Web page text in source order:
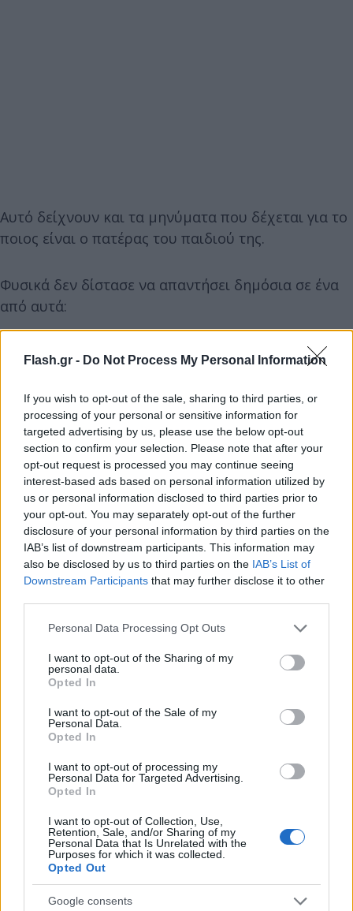
Flash.gr - Do Not Process My Personal Information
If you wish to opt-out of the sale, sharing to third parties, or
processing of your personal or sensitive information for
targeted advertising by us, please use the below opt-out
section to confirm your selection. Please note that after your
opt-out request is processed you may continue seeing
interest-based ads based on personal information utilized by
us or personal information disclosed to third parties prior to
your opt-out. You may separately opt-out of the further
disclosure of your personal information by third parties on the
IAB’s list of downstream participants. This information may
also be disclosed by us to third parties on the IAB’s List of
Downstream Participants that may further disclose it to other
Please note that this website/app uses one or more Google
not limited to your visit or usage behaviour. You may click to
grant or deny consent to Google and its third-party tags to
use your data for below specified purposes in below Google
consent section.
Personal Data Processing Opt Outs
I want to opt-out of the Sharing of my
personal data.
Opted In
I want to opt-out of the Sale of my
Personal Data.
Opted In
I want to opt-out of processing my
Personal Data for Targeted Advertising.
Opted In
I want to opt-out of Collection, Use,
Retention, Sale, and/or Sharing of my
Personal Data that Is Unrelated with the
Purposes for which it was collected.
Opted Out
Google consents
Αυτό δείχνουν και τα μηνύματα που δέχεται για το
ποιος είναι ο πατέρας του παιδιού της.
Φυσικά δεν δίστασε να απαντήσει δημόσια σε ένα
από αυτά:
Ποιος είναι ο πατέρας;
Εσύ ποιος λες;